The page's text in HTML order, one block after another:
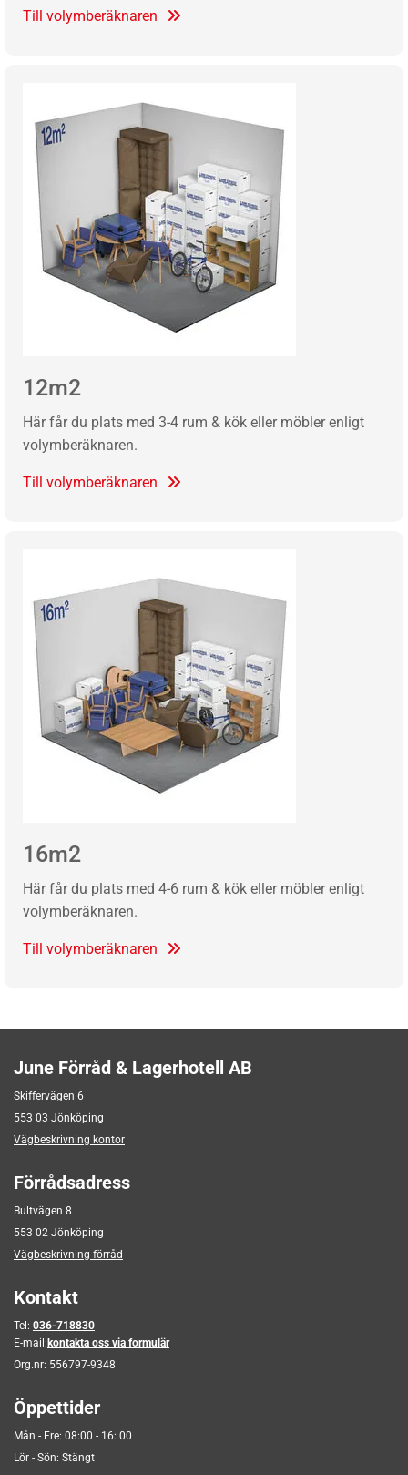
Till volymberäknaren
12m2
Här får du plats med 3-4 rum & kök eller möbler enligt
volymberäknaren.
Till volymberäknaren
16m2
Här får du plats med 4-6 rum & kök eller möbler enligt
volymberäknaren.
Till volymberäknaren
June Förråd & Lagerhotell AB
Skiffervägen 6
553 03 Jönköping
Vägbeskrivning kontor
Förrådsadress
Bultvägen 8
553 02 Jönköping
Vägbeskrivning förråd
Kontakt
Tel: 036-718830
E-mail: kontakta oss via formulär
Org.nr: 556797-9348
Öppettider
Mån - Fre: 08:00 - 16: 00
Lör - Sön: Stängt